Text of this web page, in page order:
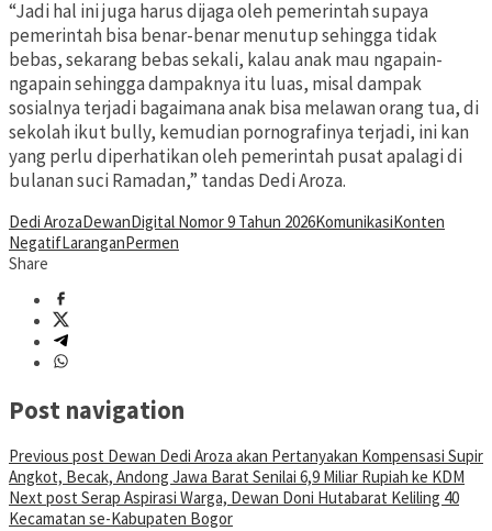
“Jadi hal ini juga harus dijaga oleh pemerintah supaya
pemerintah bisa benar-benar menutup sehingga tidak
bebas, sekarang bebas sekali, kalau anak mau ngapain-
ngapain sehingga dampaknya itu luas, misal dampak
sosialnya terjadi bagaimana anak bisa melawan orang tua, di
sekolah ikut bully, kemudian pornografinya terjadi, ini kan
yang perlu diperhatikan oleh pemerintah pusat apalagi di
bulanan suci Ramadan,” tandas Dedi Aroza.
Dedi ArozaDewanDigital Nomor 9 Tahun 2026KomunikasiKonten
NegatifLaranganPermen
Share
Post navigation
Previous post Dewan Dedi Aroza akan Pertanyakan Kompensasi Supir
Angkot, Becak, Andong Jawa Barat Senilai 6,9 Miliar Rupiah ke KDM
Next post Serap Aspirasi Warga, Dewan Doni Hutabarat Keliling 40
Kecamatan se-Kabupaten Bogor